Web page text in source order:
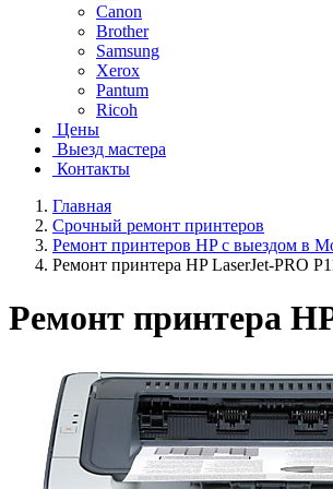
Canon
Brother
Samsung
Xerox
Pantum
Ricoh
Цены
Выезд мастера
Контакты
Главная
Срочный ремонт принтеров
Ремонт принтеров HP с выездом в
Ремонт принтера HP LaserJet-PRO
Ремонт принтера